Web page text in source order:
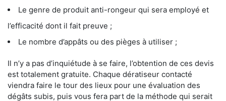
Le genre de produit anti-rongeur qui sera employé et
l’efficacité dont il fait preuve ;
Le nombre d’appâts ou des pièges à utiliser ;
Il n’y a pas d’inquiétude à se faire, l’obtention de ces devis
est totalement gratuite. Chaque dératiseur contacté
viendra faire le tour des lieux pour une évaluation des
dégâts subis, puis vous fera part de la méthode qui serait